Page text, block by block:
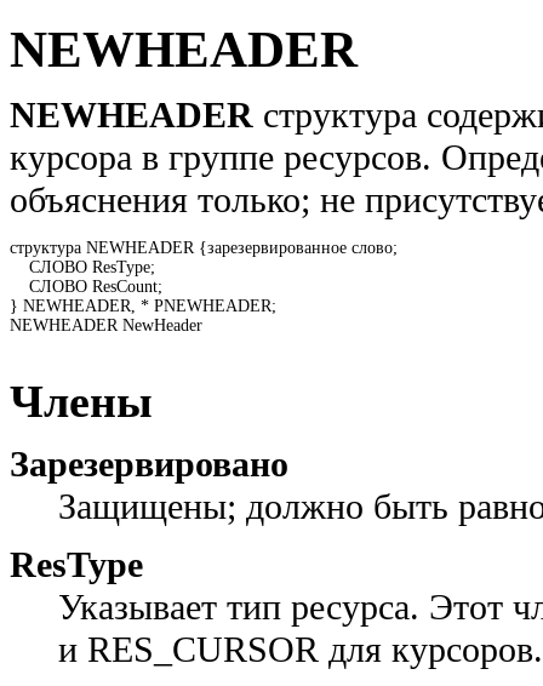
NEWHEADER
NEWHEADER структура
курсора в группе ресурсов.
объяснения только; не
структура NEWHEADER {зарезервированное слово;
    СЛОВО ResType;
    СЛОВО ResCount;
} NEWHEADER, * PNEWHEADER;
NEWHEADER NewHeader
Члены
Зарезервировано
Защищены; должно быть
ResType
Указывает тип ресурса. Этот
и RES_CURSOR для курсоров.